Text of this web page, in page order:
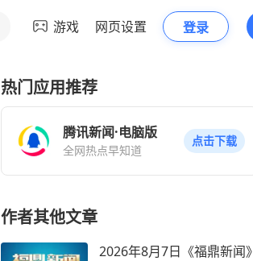
游戏 网页设置 登录
热门应用推荐
腾讯新闻·电脑版
全网热点早知道
点击下载
作者其他文章
2026年8月7日《福鼎新闻》